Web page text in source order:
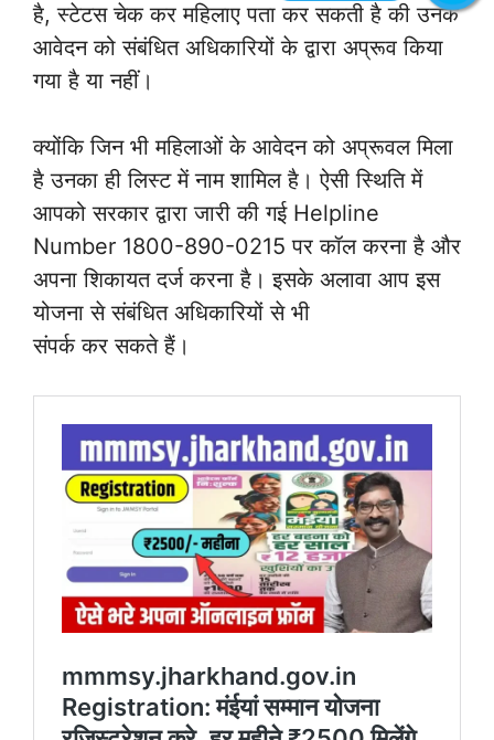
है, स्टेटस चेक कर महिलाए पता कर सकती है की उनके
आवेदन को संबंधित अधिकारियों के द्वारा अप्रूव किया
गया है या नहीं।
क्योंकि जिन भी महिलाओं के आवेदन को अप्रूवल मिला
है उनका ही लिस्ट में नाम शामिल है। ऐसी स्थिति में
आपको सरकार द्वारा जारी की गई Helpline
Number 1800-890-0215 पर कॉल करना है और
अपना शिकायत दर्ज करना है। इसके अलावा आप इस
योजना से संबंधित अधिकारियों से भी
संपर्क कर सकते हैं।